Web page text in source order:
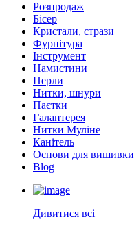
Розпродаж
Бісер
Кристали, стрази
Фурнітура
Інструмент
Намистини
Перли
Нитки, шнури
Паєтки
Галантерея
Нитки Муліне
Канітель
Основи для вишивки
Blog
Дивитися всі